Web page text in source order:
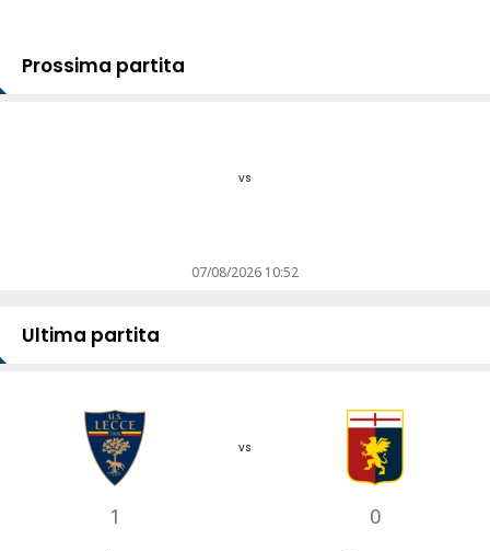
Prossima partita
vs
07/08/2026 10:52
Ultima partita
1
vs
0